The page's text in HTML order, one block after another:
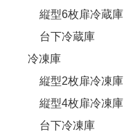
縦型6枚扉冷蔵庫
台下冷蔵庫
冷凍庫
縦型2枚扉冷凍庫
縦型4枚扉冷凍庫
台下冷凍庫